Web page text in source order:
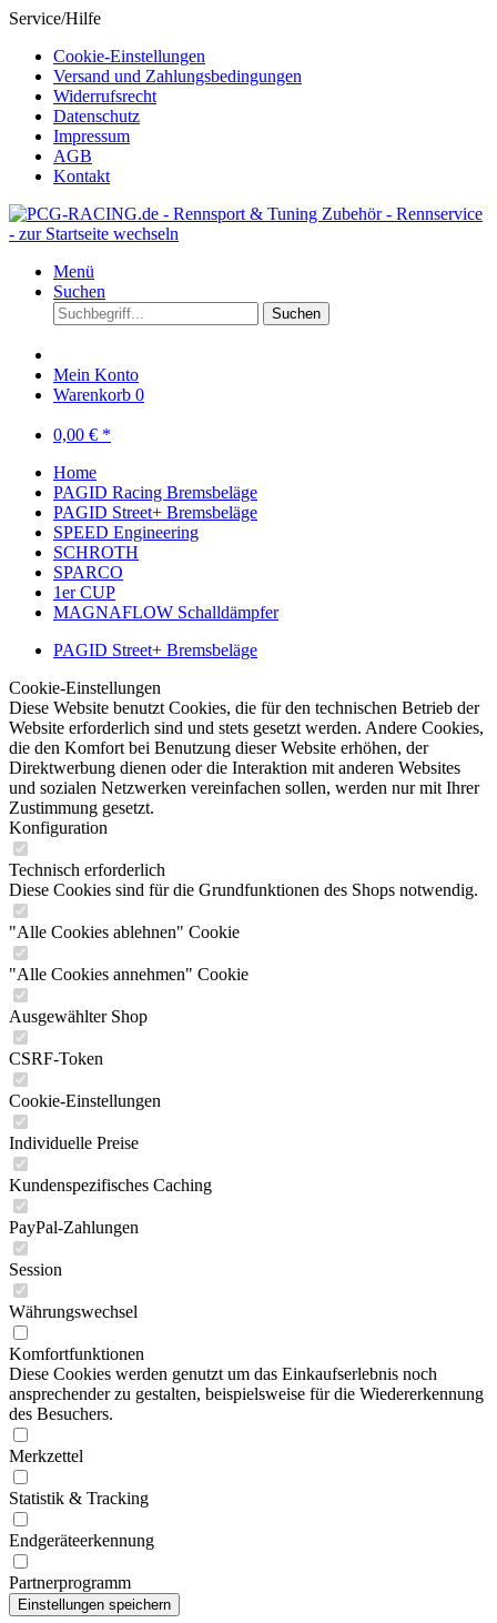
Service/Hilfe
Cookie-Einstellungen
Versand und Zahlungsbedingungen
Widerrufsrecht
Datenschutz
Impressum
AGB
Kontakt
Menü
Suchen
Suchen
Mein Konto
Warenkorb 0
0,00 € *
Home
PAGID Racing Bremsbeläge
PAGID Street+ Bremsbeläge
SPEED Engineering
SCHROTH
SPARCO
1er CUP
MAGNAFLOW Schalldämpfer
PAGID Street+ Bremsbeläge
Cookie-Einstellungen
Diese Website benutzt Cookies, die für den technischen Betrieb der
Website erforderlich sind und stets gesetzt werden. Andere Cookies,
die den Komfort bei Benutzung dieser Website erhöhen, der
Direktwerbung dienen oder die Interaktion mit anderen Websites
und sozialen Netzwerken vereinfachen sollen, werden nur mit Ihrer
Zustimmung gesetzt.
Konfiguration
Technisch erforderlich
Diese Cookies sind für die Grundfunktionen des Shops notwendig.
"Alle Cookies ablehnen" Cookie
"Alle Cookies annehmen" Cookie
Ausgewählter Shop
CSRF-Token
Cookie-Einstellungen
Individuelle Preise
Kundenspezifisches Caching
PayPal-Zahlungen
Session
Währungswechsel
Komfortfunktionen
Diese Cookies werden genutzt um das Einkaufserlebnis noch
ansprechender zu gestalten, beispielsweise für die Wiedererkennung
des Besuchers.
Merkzettel
Statistik & Tracking
Endgeräteerkennung
Partnerprogramm